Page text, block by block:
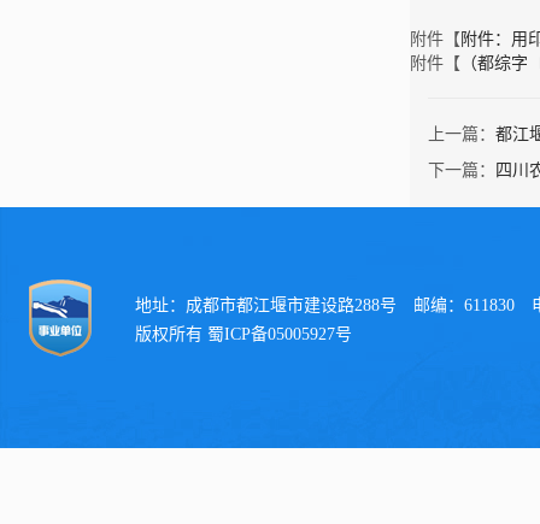
附件【 附件：用
附件【 （都综字
上一篇： 都江
下一篇：
四川
地址：成都市都江堰市建设路288号 邮编：611830
版权所有 蜀ICP备05005927号